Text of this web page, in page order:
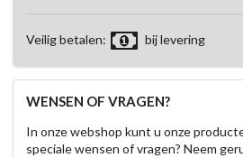
Veilig betalen: bij levering
WENSEN OF VRAGEN?
In onze webshop kunt u onze
speciale wensen of vragen? Neem